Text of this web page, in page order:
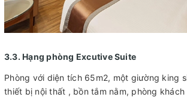
3.3. Hạng phòng Excutive Suite
Phòng với diện tích 65m2, một giường king
thiết bị nội thất , bồn tắm nằm, phòng khách